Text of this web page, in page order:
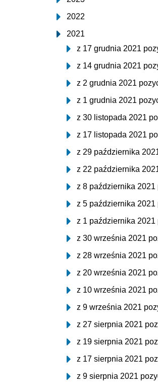
2022
2021
z 17 grudnia 2021
z 14 grudnia 2021
z 2 grudnia 2021
z 1 grudnia 2021
z 30 listopada 2021
z 17 listopada 2021
z 29 października
z 22 października
z 8 października 2021
z 5 października 2021
z 1 października 2021
z 30 września 2021
z 28 września 2021
z 20 września 2021
z 10 września 2021
z 9 września 2021
z 27 sierpnia 2021
z 19 sierpnia 2021
z 17 sierpnia 2021
z 9 sierpnia 2021